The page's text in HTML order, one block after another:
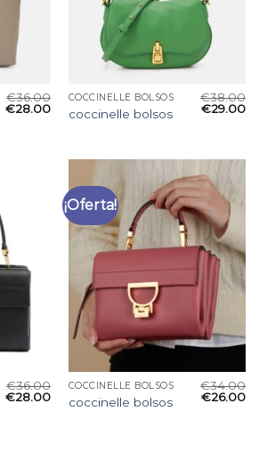
€36.00
€28.00
COCCINELLE BOLSOS
coccinelle bolsos
€38.00
€29.00
€36.00
€28.00
¡Oferta!
COCCINELLE BOLSOS
coccinelle bolsos
€34.00
€26.00